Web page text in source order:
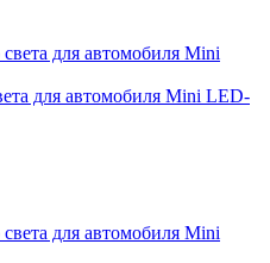
для автомобиля Mini LED-